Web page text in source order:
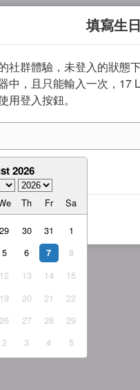
填寫生日
社群體驗，未登入的狀態
中，且只能輸入一次，17
用登入按鈕。
2026
Th Fr Sa
29 30 31
1
5 6 7
8
12 13 14
15
19 20 21
22
26 27 28
29
2 3 4 5
與隱私權政策